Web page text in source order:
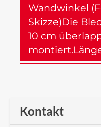
Wandwinkel
Skizze)Die
10 cm
Kontakt